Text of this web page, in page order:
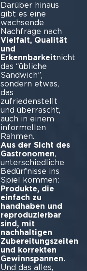
Darüber hinaus
gibt es eine
wachsende
Nachfrage nach
Vielfalt, Qualität
und
Erkennbarkeitnicht
das “übliche
Sandwich”,
sondern etwas,
das
zufriedenstellt
und überrascht,
auch in einem
informellen
Rahmen.
Aus der Sicht des
Gastronomen,
unterschiedliche
Bedürfnisse ins
Spiel kommen:
Produkte, die
einfach zu
handhaben und
reproduzierbar
sind, mit
nachhaltigen
Zubereitungszeiten
und korrekten
Gewinnspannen.
Und das alles,